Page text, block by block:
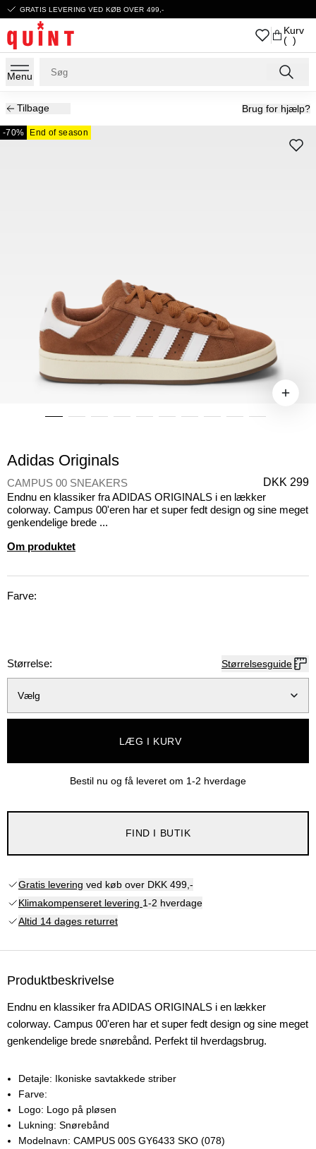
GRATIS LEVERING VED KØB OVER 499,-
Kurv
( )
Menu
Tilbage Brug for hjælp?
-70% End of season
Adidas Originals
CAMPUS 00 SNEAKERS
DKK 299
Endnu en klassiker fra ADIDAS ORIGINALS i en lækker
colorway. Campus 00'eren har et super fedt design og sine meget
genkendelige brede ...
Om produktet
Farve:
Størrelse: Størrelsesguide
Vælg
LÆG I KURV
Bestil nu og få leveret om 1-2 hverdage
FIND I BUTIK
Gratis levering ved køb over DKK 499,-
Klimakompenseret levering 1-2 hverdage
Altid 14 dages returret
Produktbeskrivelse
Endnu en klassiker fra ADIDAS ORIGINALS i en lækker
colorway. Campus 00'eren har et super fedt design og sine meget
genkendelige brede snørebånd. Perfekt til hverdagsbrug.
Detajle: Ikoniske savtakkede striber
Farve:
Logo: Logo på pløsen
Lukning: Snørebånd
Modelnavn: CAMPUS 00S GY6433 SKO (078)